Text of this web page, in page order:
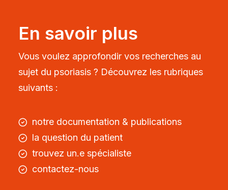
En savoir plus
Vous voulez approfondir vos recherches au
sujet du psoriasis ? Découvrez les rubriques
suivants :
notre documentation & publications
la question du patient
trouvez un.e spécialiste
contactez-nous